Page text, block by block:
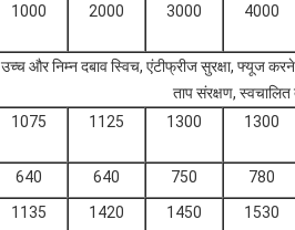
1000 2000 3000 4000
उच्च और निम्न दबाव स्विच, एंटीफ्रीज सुरक्षा, फ्यूज
ताप संरक्षण, स्वचालित
1075 1125 1300 1300
640 640 750 780
1135 1420 1450 1530